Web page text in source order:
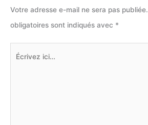
Votre adresse e-mail ne sera pas publiée.
obligatoires sont indiqués avec *